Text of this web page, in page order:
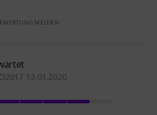
MELDEN
13.01.2020